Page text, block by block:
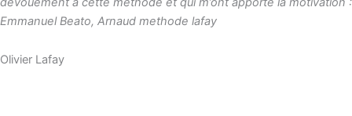
Emmanuel Beato, Arnaud methode lafay
Olivier Lafay